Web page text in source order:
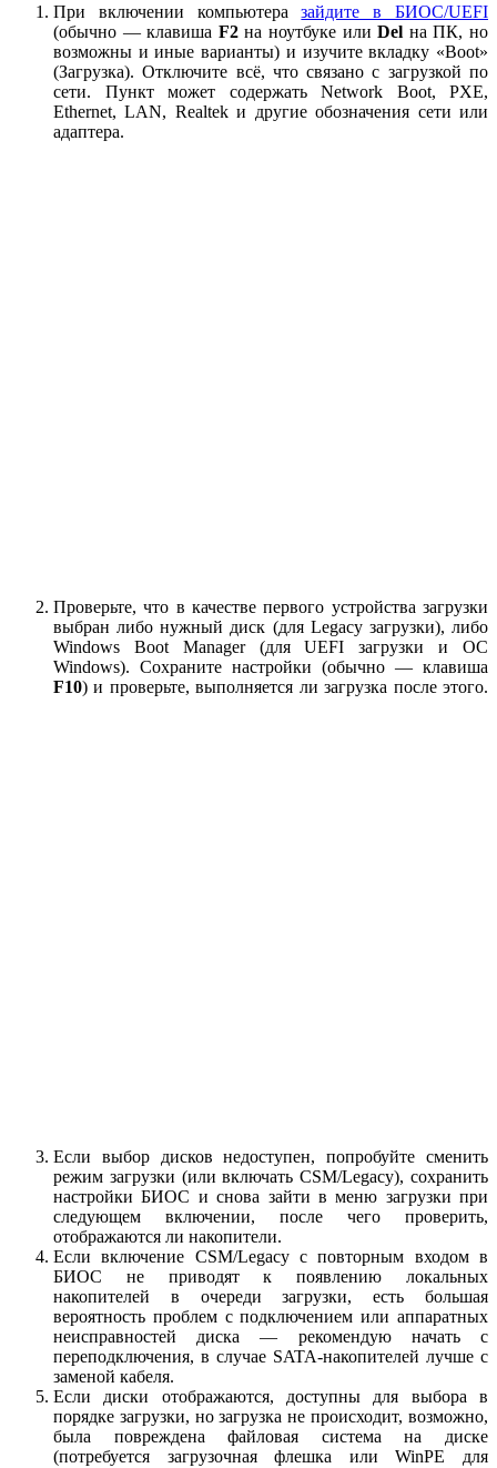
При включении компьютеразайдите в БИОС/UEFI
(обычно — клавиша F2на ноутбуке илиDel на ПК, но
возможны и иные варианты) и изучите вкладку «Boot»
(Загрузка). Отключите всё, что связано с загрузкой по
сети. Пункт может содержать Network Boot, PXE,
Ethernet, LAN, Realtek и другие обозначения сети или
адаптера.
Проверьте, что в качестве первого устройства загрузки
выбран либо нужный диск (для Legacy загрузки), либо
Windows Boot Manager (для UEFI загрузки и ОС
Windows). Сохраните настройки (обычно — клавиша
F10) и проверьте, выполняется ли загрузка после этого.
Если выбор дисков недоступен, попробуйте сменить
режим загрузки (или включать CSM/Legacy), сохранить
настройки БИОС и снова зайти в меню загрузки при
следующем включении, после чего проверить,
отображаются ли накопители.
Если включение CSM/Legacy с повторным входом в
БИОС не приводят к появлению локальных
накопителей в очереди загрузки, есть большая
вероятность проблем с подключением или аппаратных
неисправностей диска — рекомендую начать с
переподключения, в случае SATA-накопителей лучше с
заменой кабеля.
Если диски отображаются, доступны для выбора в
порядке загрузки, но загрузка не происходит, возможно,
была повреждена файловая система на диске
(потребуется загрузочная флешка или WinPE для